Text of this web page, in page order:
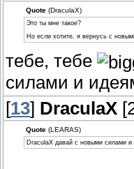
Quote(DraculaX)
Это ты мне такое?
Но если хотите, я вернусь с
тебе, тебе
силами и
[13] DraculaX
Quote(LEARAS)
DraculaX давай с новыми силами и